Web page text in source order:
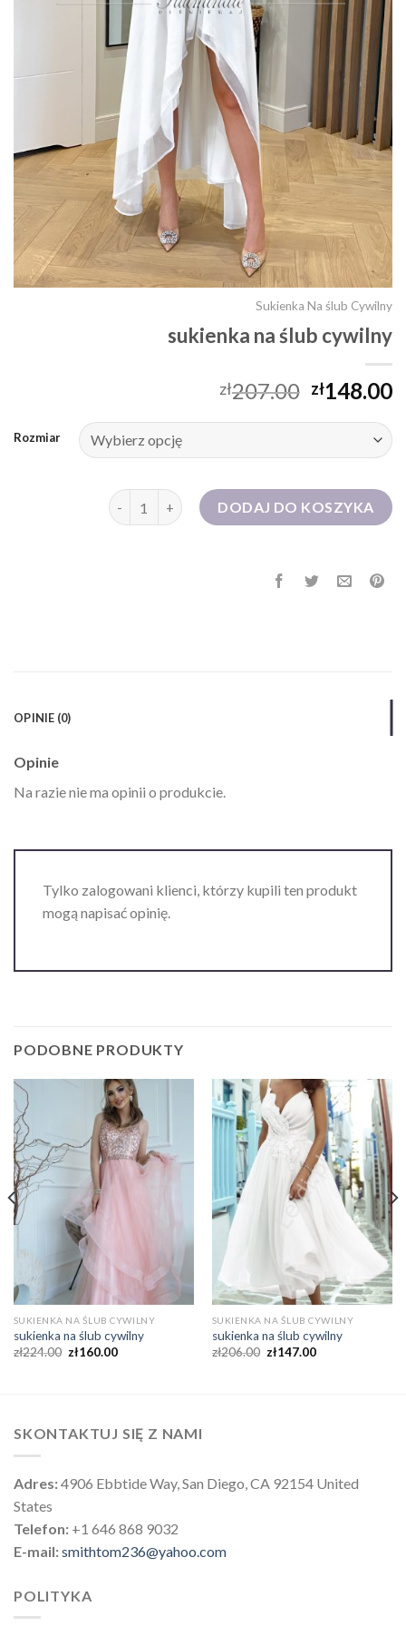
Sukienka Na ślub Cywilny
sukienka na ślub cywilny
zł207.00 zł148.00
Rozmiar
ilość sukienka na ślub cywilnyDODAJ DO KOSZYKA
OPINIE (0)
Opinie
Na razie nie ma opinii o produkcie.
Tylko zalogowani klienci, którzy kupili ten produkt
mogą napisać opinię.
PODOBNE PRODUKTY
SUKIENKA NA ŚLUB CYWILNY
sukienka na ślub cywilny
zł224.00 zł160.00
SUKIENKA NA ŚLUB CYWILNY
sukienka na ślub cywilny
zł206.00 zł147.00
SKONTAKTUJ SIĘ Z NAMI
Adres:4906 Ebbtide Way, San Diego, CA 92154 United
States
Telefon: +1 646 868 9032
E-mail:smithtom236@yahoo.com
POLITYKA